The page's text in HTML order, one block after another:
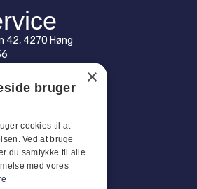
42, 4270 Høng
×
bruger
cookies til at
Ved at bruge
du samtykke til alle
med vores